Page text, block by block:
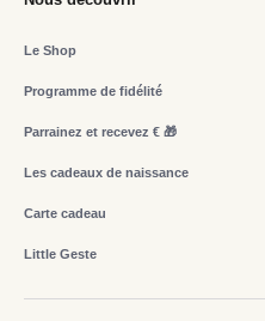
Le Shop
Programme de fidélité
Parrainez et recevez € 🎁
Les cadeaux de naissance
Carte cadeau
Little Geste